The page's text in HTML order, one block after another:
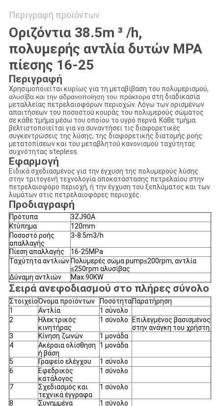
Περιγραφή προϊόντων
Οριζόντια 38.5m ³ /h,
πολυμερής αντλία δυτών MPA
πίεσης 16-25
Περιγραφή
Χρησιμοποιείται κυρίως για τη μεταβίβαση του πολυμερισμού,
αλυσίβα και την αδρανοποίηση του πράκτοραστη διαδικασία
μεταλλείας πετρελαιοφόρων περιοχών. Λόγω των ορισμένων
απαιτήσεων του ποσοστού κουράς του πολυμερούς σώματος
σε κάθε τμήμα μέσω του οποίου το υγρό περνά. Κάθε τμήμα.
βελτιστοποιείται για να συναντήσει τις διαφορετικές
συγκεντρώσεις της λύσης, της διαφορετικής διατομής ροής
μετατοπίσεων και του μεταβλητού κανονισμού ταχύτητας
συχνότητας stepless.
Εφαρμογή
Ειδικά σχεδιασμένος για την έγχυση της πολυμερούς λύσης
στην τριτογενή τεχνολογία αποκατάστασης πετρελαίου στην
πετρελαιοφόρο περιοχή, ή την έγχυση του ξεπλύματος και των
λυμάτων στις πετρελαιοφόρες περιοχές.
Προδιαγραφή
Πρότυπα
3ZJ90A
Κτύπημα
120mm
Ποσοστό ροής
απαλλαγής
3-8.5m3/h
Πίεση απαλλαγής
16-25MPa
Ταχύτητα αντλιών Πολυμερές σώμα pump≤200rpm, αντλία
≤250rpm αλυσίβας
Δύναμη αντλιών
Max.90KW
Σειρά ανεφοδιασμού στο πλήρες σύνολο
ΣτοιχείοΌνομα προϊόντων ΠοσότηταΠαρατήρηση
1
Αντλία
1 σύνολο
2
Ηλεκτρικός
κινητήρας
1 σύνολο
Επιλεγμένος βασισμένος
στην ανάγκη του χρήστη
3
Κίνηση ζωνών
1 μονάδα
4
Ακέραια ολίσθηση
ή βάση
1 μονάδα
5 Γραφείο ελέγχου
1 σύνολο
6
Εφεδρικός
κατάλογος
1 σύνολο
7
Σχεδιασμός και
τεχνικά έγγραφα
1 σύνολο
8
Συνημμένα
1 σύνολο